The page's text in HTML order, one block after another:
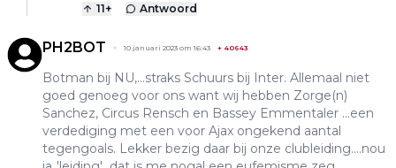
11+ Antwoord
PH2BOT 10 januari 2023 om 16:43 + 40643
Botman bij NU,...straks Schuurs bij Inter. Allemaal niet
goed genoeg voor ons want wij hebben Zorge(n)
Sanchez, Circus Rensch en Bassey Emmentaler ...een
verdediging met een voor Ajax ongekend aantal
tegengoals. Lekker bezig daar bij onze clubleiding....nou